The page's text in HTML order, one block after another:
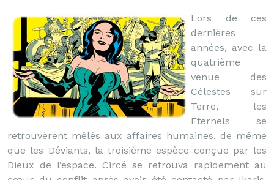
Lors de ces
dernières
années, avec la
quatrième
venue des
Célestes sur
Terre, les
Eternels se
retrouvèrent mêlés aux affaires humaines, de même
que les Déviants, la troisième espèce conçue par les
Dieux de l’espace. Circé se retrouva rapidement au